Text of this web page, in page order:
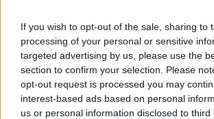
If you wish to opt-out of the sale, sharing to
processing of your personal or sensitive
targeted advertising by us, please use the
section to confirm your selection. Please
opt-out request is processed you may
interest-based ads based on personal
us or personal information disclosed to